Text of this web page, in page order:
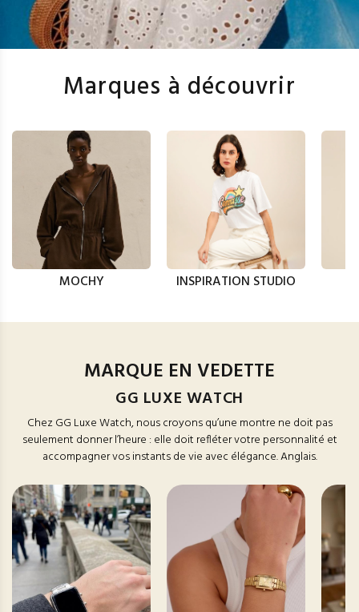
Marques à découvrir
MOCHY INSPIRATION STUDIO
MARQUE EN VEDETTE
GG LUXE WATCH
Chez GG Luxe Watch, nous croyons qu’une montre ne doit pas
seulement donner l’heure : elle doit refléter votre personnalité et
accompagner vos instants de vie avec élégance. Anglais.